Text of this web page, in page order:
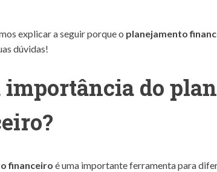
explicar a seguir porque o planejamento
dúvidas!
importância do
financeiro é uma importante ferramenta para